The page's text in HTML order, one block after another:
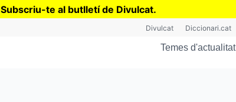
Subscriu-te al butlletí de Divulcat.
Divulcat Diccionari.cat
Temes d'actualitat